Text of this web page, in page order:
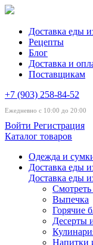
Доставка еды
Рецепты
Блог
Доставка и
Поставщикам
+7 (903) 258-84-52
Ежедневно с 10:00 до 20:00
Войти Регистрация
Каталог товаров
Одежда и
Доставка еды
Доставка еды
Смотреть
Выпечка
Горячие
Десерты
Напитки